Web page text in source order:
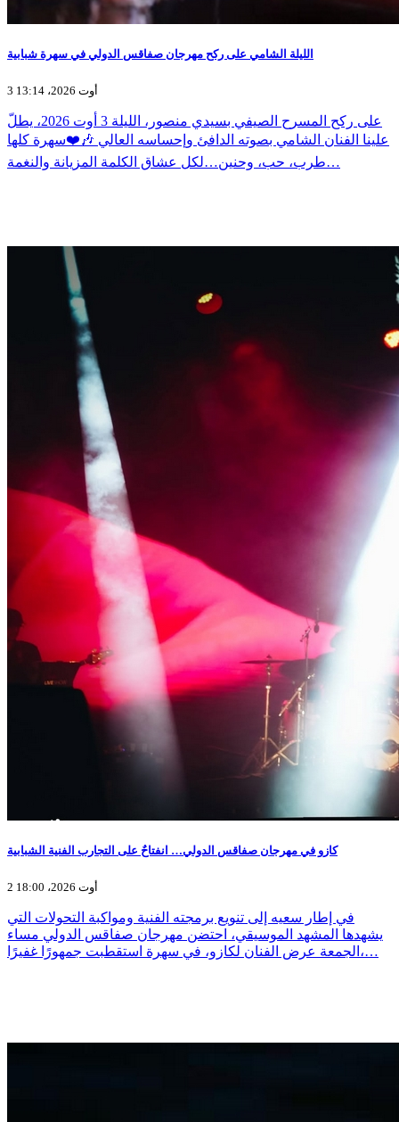
الليلة الشامي على ركح مهرجان صفاقس الدولي في سهرة شبابية
3 أوت 2026، 13:14
على ركح المسرح الصيفي بسيدي منصور، الليلة 3 أوت 2026، يطلّ
علينا الفنان الشامي بصوته الدافئ وإحساسه العالي 🎶❤️سهرة كلها
طرب، حب، وحنين…لكل عشاق الكلمة المزيانة والنغمة…
كازو في مهرجان صفاقس الدولي… انفتاحٌ على التجارب الفنية الشبابية
2 أوت 2026، 18:00
في إطار سعيه إلى تنويع برمجته الفنية ومواكبة التحولات التي
يشهدها المشهد الموسيقي، احتضن مهرجان صفاقس الدولي مساء
الجمعة عرض الفنان لكازو، في سهرة استقطبت جمهورًا غفيرًا،…